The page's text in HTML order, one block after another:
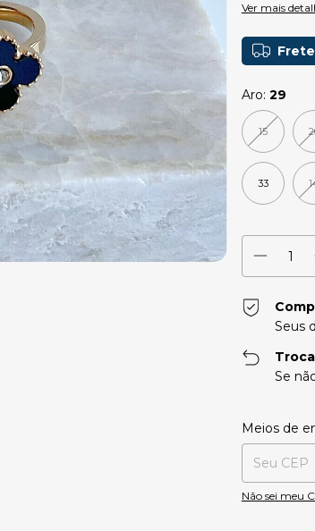
Ver mais
Aro: 29
15
33
Seus
Se
Entregas para
Meios de
Não sei meu